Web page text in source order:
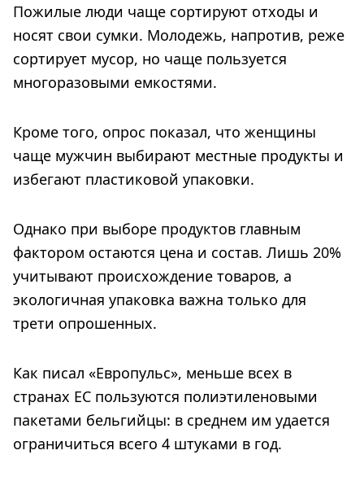
Пожилые люди чаще сортируют отходы и
носят свои сумки. Молодежь, напротив, реже
сортирует мусор, но чаще пользуется
многоразовыми емкостями.
Кроме того, опрос показал, что женщины
чаще мужчин выбирают местные продукты и
избегают пластиковой упаковки.
Однако при выборе продуктов главным
фактором остаются цена и состав. Лишь 20%
учитывают происхождение товаров, а
экологичная упаковка важна только для
трети опрошенных.
Как писал «Европульс», меньше всех в
странах ЕС пользуются полиэтиленовыми
пакетами бельгийцы: в среднем им удается
ограничиться всего 4 штуками в год.